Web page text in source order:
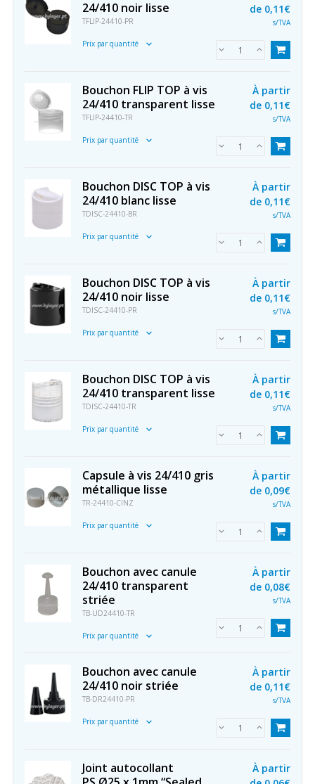
24/410 noir lisse
TFLIP-24410-PR
Prix par quantité
de 0,11€
s/TVA
Bouchon FLIP TOP à vis
24/410 transparent lisse
TFLIP-24410-TR
Prix par quantité
À partir
de 0,11€
s/TVA
Bouchon DISC TOP à vis
24/410 blanc lisse
TDISC-24410-BR
Prix par quantité
À partir
de 0,11€
s/TVA
Bouchon DISC TOP à vis
24/410 noir lisse
TDISC-24410-PR
Prix par quantité
À partir
de 0,11€
s/TVA
Bouchon DISC TOP à vis
24/410 transparent lisse
TDISC-24410-TR
Prix par quantité
À partir
de 0,11€
s/TVA
Capsule à vis 24/410 gris
métallique lisse
TR-24410-CINZ
Prix par quantité
À partir
de 0,09€
s/TVA
Bouchon avec canule
24/410 transparent
striée
TB-UD24410-TR
Prix par quantité
À partir
de 0,08€
s/TVA
Bouchon avec canule
24/410 noir striée
TB-DR24410-PR
Prix par quantité
À partir
de 0,11€
s/TVA
Joint autocollant
À partir